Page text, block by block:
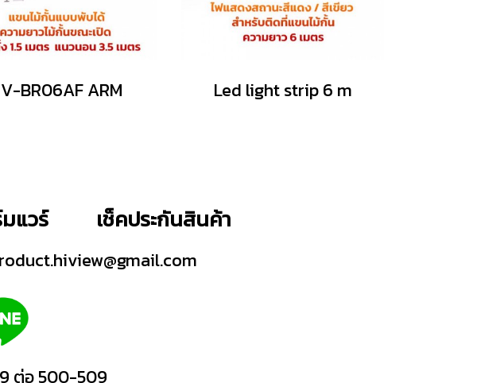
BR06AF ARM Led light strip 6 m
แวร์ เช็คประกันสินค้า
ต่อ 500-509